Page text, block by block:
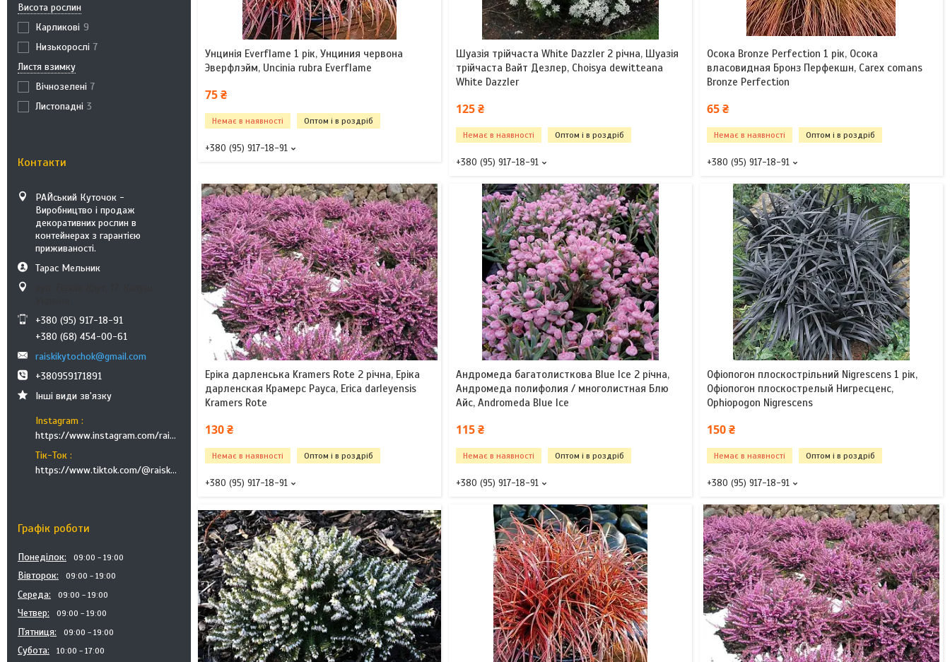
Висота рослин
Карликові 9
Низькорослі 7
Листя взимку
Вічнозелені 7
Листопадні 3
Контакти
РАЙський Куточок -
Виробництво і продаж
декоративних рослин в
контейнерах з гарантією
приживаності.
Тарас Мельник
+380 (95) 917-18-91
+380 (68) 454-00-61
raiskikytochok@gmail.com
+380959171891
Інші види зв'язку
Instagram
https://www.instagram.com/raiskikutochok
Тік-Ток
https://www.tiktok.com/@raisky.kutochok
Графік роботи
Понеділок 09:00 19:00
Вівторок 09:00 19:00
Середа 09:00 19:00
Четвер 09:00 19:00
Пʼятниця 09:00 19:00
Субота 10:00 17:00
Унцинія Everflame 1 рік, Унциния червона
Эверфлэйм, Uncinia rubra Everflame
75 ₴
Немає в наявності Оптом і в роздріб
+380 (95) 917-18-91
Шуазія трійчаста White Dazzler 2 річна, Шуазія
трійчаста Вайт Дезлер, Choisya dewitteana
White Dazzler
125 ₴
Немає в наявності Оптом і в роздріб
+380 (95) 917-18-91
Осока Bronze Perfection 1 рік, Осока
власовидная Бронз Перфекшн, Carex comans
Bronze Perfection
65 ₴
Немає в наявності Оптом і в роздріб
+380 (95) 917-18-91
Еріка дарленська Kramers Rote 2 річна, Еріка
дарленская Крамерс Рауса, Erica darleyensis
Kramers Rote
130 ₴
Немає в наявності Оптом і в роздріб
+380 (95) 917-18-91
Андромеда багатолисткова Blue Ice 2 річна,
Андромеда полифолия / многолистная Блю
Айс, Andromeda Blue Ice
115 ₴
Немає в наявності Оптом і в роздріб
+380 (95) 917-18-91
Офіопогон плоскострільний Nigrescens 1 рік,
Офіопогон плоскострелый Нигресценс,
Ophіopogon Nigrescens
150 ₴
Немає в наявності Оптом і в роздріб
+380 (95) 917-18-91